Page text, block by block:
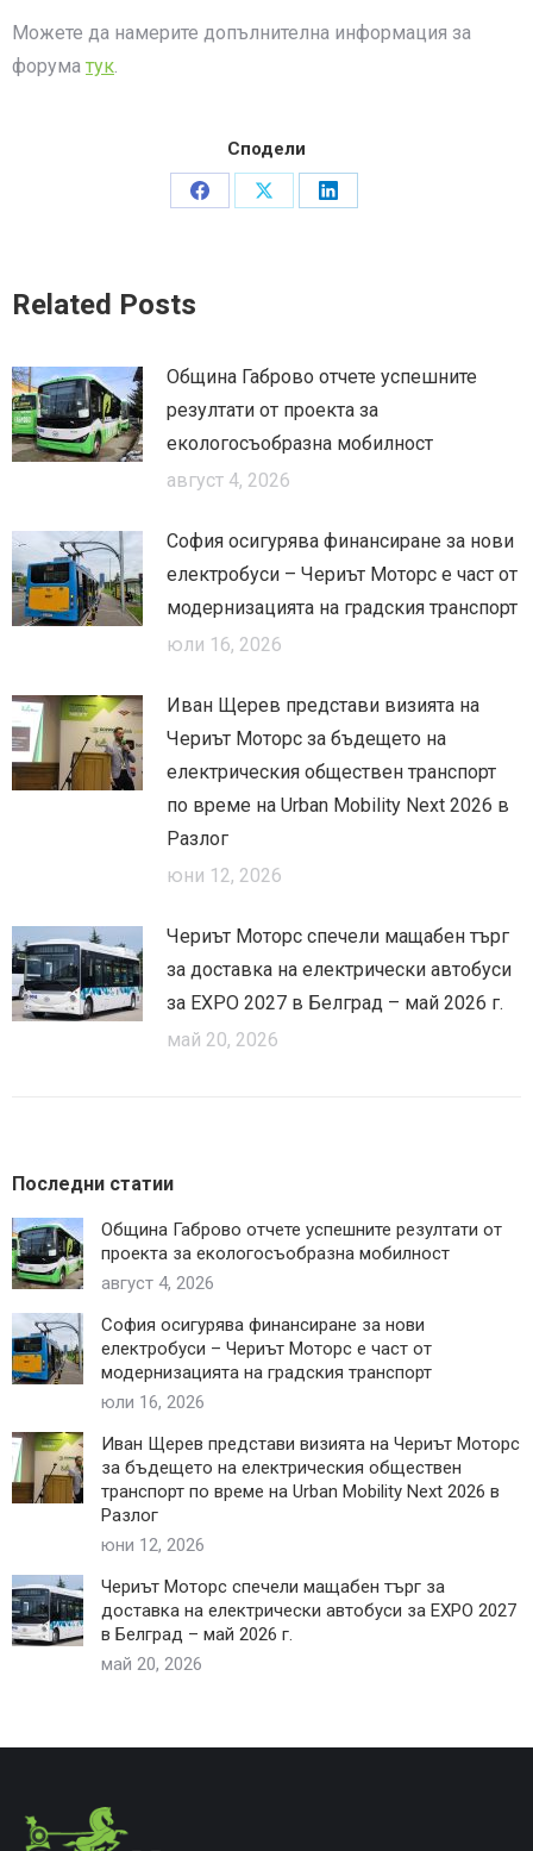
Можете да намерите допълнителна информация за
форума тук.
Сподели
Share
Share
Share
Related Posts
Община Габрово отчете успешните
резултати от проекта за
екологосъобразна мобилност
август 4, 2026
София осигурява финансиране за нови
електробуси – Чериът Моторс е част от
модернизацията на градския транспорт
юли 16, 2026
Иван Щерев представи визията на
Чериът Моторс за бъдещето на
електрическия обществен транспорт
по време на Urban Mobility Next 2026 в
Разлог
юни 12, 2026
Чериът Моторс спечели мащабен търг
за доставка на електрически автобуси
за EXPO 2027 в Белград – май 2026 г.
май 20, 2026
Последни статии
Община Габрово отчете успешните резултати от
проекта за екологосъобразна мобилност
август 4, 2026
София осигурява финансиране за нови
електробуси – Чериът Моторс е част от
модернизацията на градския транспорт
юли 16, 2026
Иван Щерев представи визията на Чериът Моторс
за бъдещето на електрическия обществен
транспорт по време на Urban Mobility Next 2026 в
Разлог
юни 12, 2026
Чериът Моторс спечели мащабен търг за
доставка на електрически автобуси за EXPO 2027
в Белград – май 2026 г.
май 20, 2026